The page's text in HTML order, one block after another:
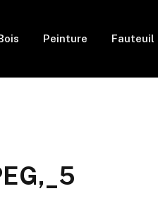
Peinture Fauteuil